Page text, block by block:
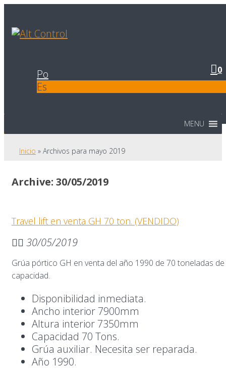
0
Po
Es
MENU
Inicio » Archivos para mayo 2019
Archive: 30/05/2019
Travel lift en venta GH 70 ton. (VENDIDO)
30/05/2019
Grúa pórtico GH en venta del año 1990 de 70 toneladas de
capacidad.
Disponibilidad inmediata.
Ancho interior 7900mm
Altura interior 7350mm
Capacidad 70 Tons.
Grúa auxiliar. Necesita ser reparada.
Año 1990.